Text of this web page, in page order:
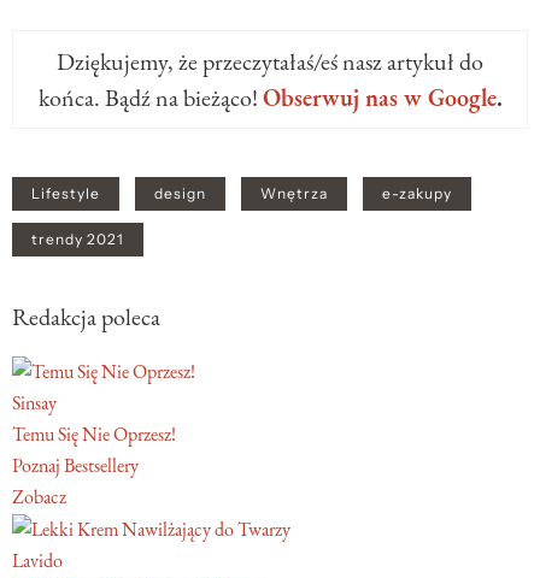
Dziękujemy, że przeczytałaś/eś nasz artykuł do
końca. Bądź na bieżąco!Obserwuj nas w Google.
Lifestyle design Wnętrza e-zakupy
trendy 2021
Redakcja poleca
Sinsay
Temu Się Nie Oprzesz!
Poznaj Bestsellery
Zobacz
Lavido